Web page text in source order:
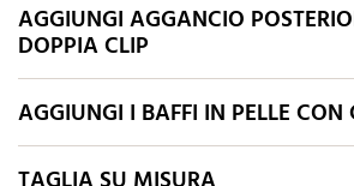
AGGIUNGI AGGANCIO
DOPPIA CLIP
AGGIUNGI I BAFFI IN PELLE CON